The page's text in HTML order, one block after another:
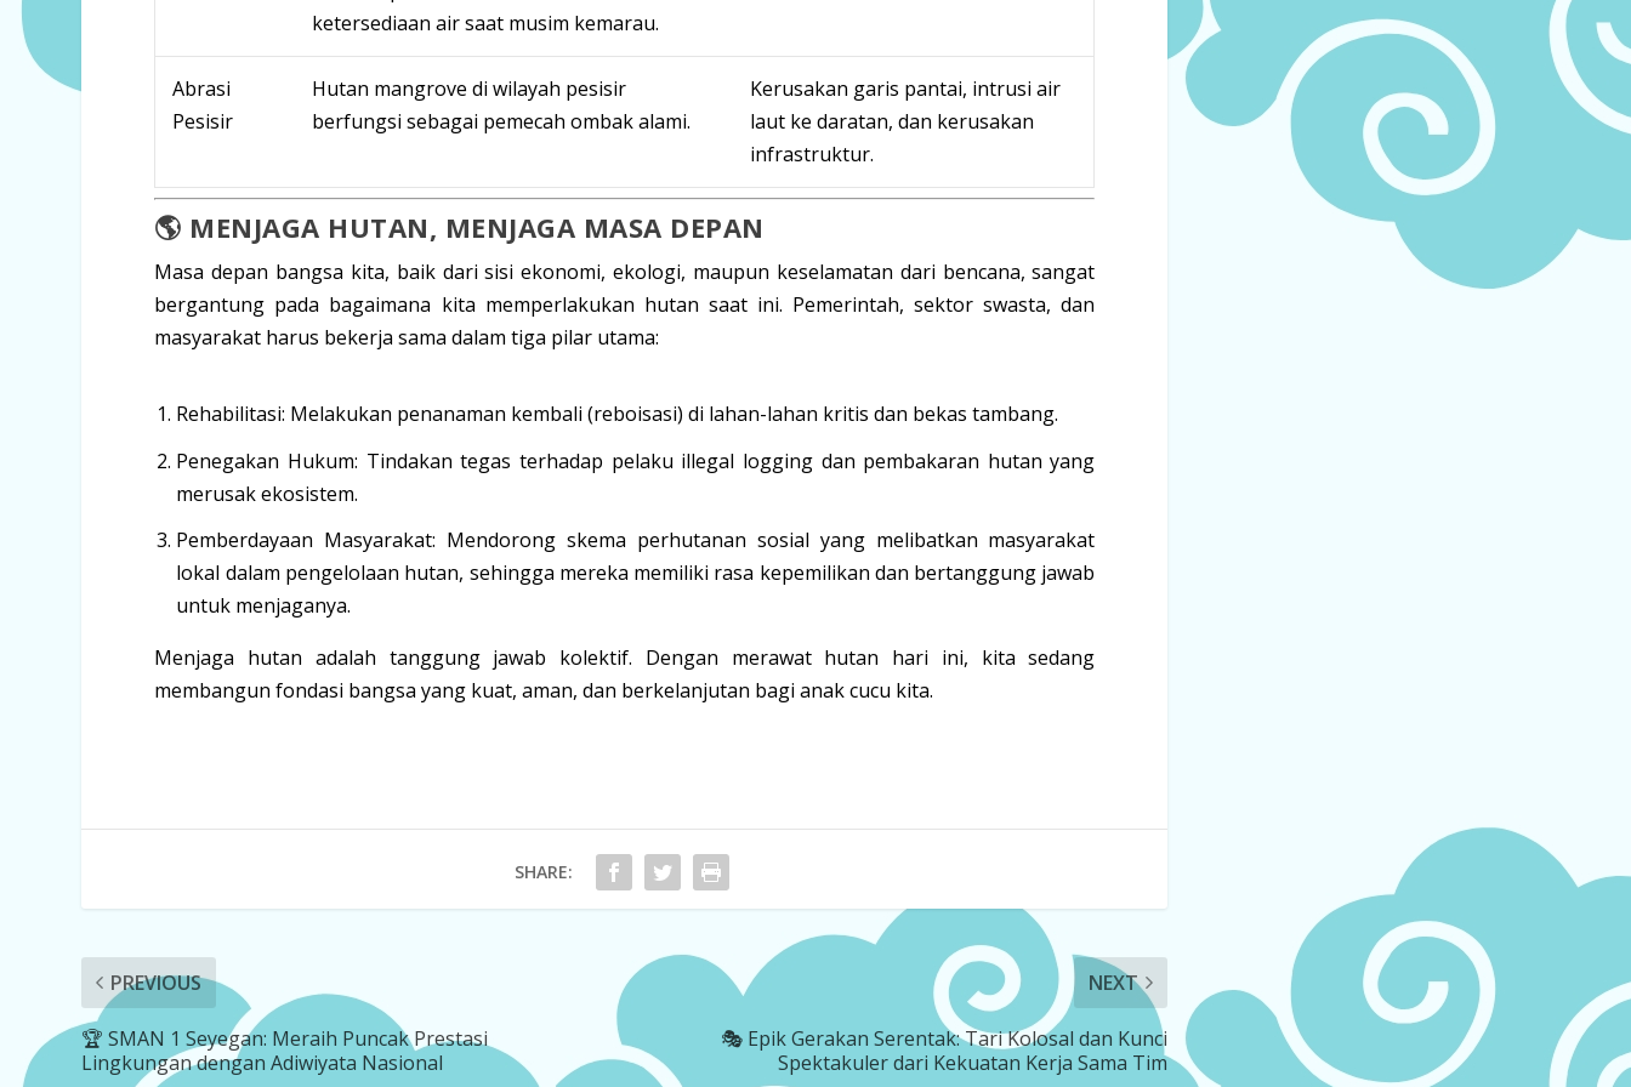
ketersediaan air saat musim kemarau.
Abrasi
Pesisir
Hutan mangrove di wilayah pesisir
berfungsi sebagai pemecah ombak alami.
Kerusakan garis pantai, intrusi air
laut ke daratan, dan kerusakan
infrastruktur.
🌎 MENJAGA HUTAN, MENJAGA MASA DEPAN
Masa depan bangsa kita, baik dari sisi ekonomi, ekologi, maupun keselamatan dari bencana, sangat
bergantung pada bagaimana kita memperlakukan hutan saat ini. Pemerintah, sektor swasta, dan
masyarakat harus bekerja sama dalam tiga pilar utama:
Rehabilitasi: Melakukan penanaman kembali (reboisasi) di lahan-lahan kritis dan bekas tambang.
Penegakan Hukum: Tindakan tegas terhadap pelaku illegal loggingdan pembakaran hutan yang
merusak ekosistem.
Pemberdayaan Masyarakat: Mendorong skema perhutanan sosial yang melibatkan masyarakat
lokal dalam pengelolaan hutan, sehingga mereka memiliki rasa kepemilikan dan bertanggung jawab
untuk menjaganya.
Menjaga hutan adalah tanggung jawab kolektif. Dengan merawat hutan hari ini, kita sedang
membangun fondasi bangsa yang kuat, aman, dan berkelanjutan bagi anak cucu kita.
SHARE:
PREVIOUS
🏆 SMAN 1 Seyegan: Meraih Puncak Prestasi
Lingkungan dengan Adiwiyata Nasional
NEXT
🎭 Epik Gerakan Serentak: Tari Kolosal dan Kunci
Spektakuler dari Kekuatan Kerja Sama Tim